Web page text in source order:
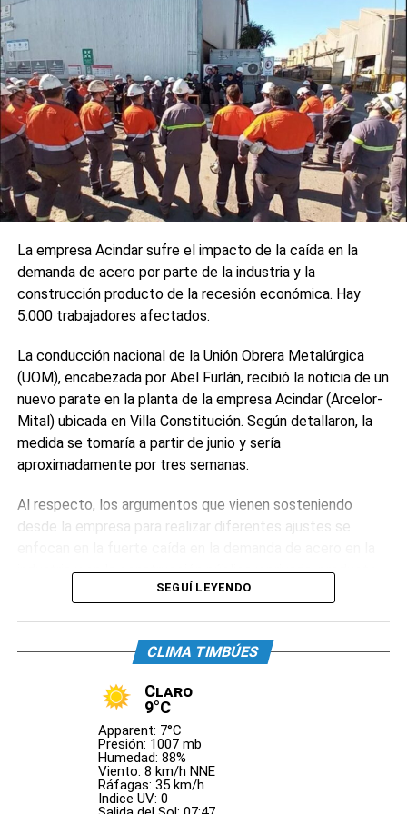
, el más alto: $268.227 en gastos de bienes y
servicios y $273.956 en gastos de cuidados. Incrementos
del 19,2 % interanual y del 0,9 % mensual.
Variación por debajo del IPC
De esta manera, el aumento en el costo de crianzas se
posicionó por debajo del Índice de Precios al Consumidor
(IPC) de agosto, el cual fue del 1,9 %.
La canasta de crianza mide los costos asociados a la
crianza de niños y adolescentes desde los 0 hasta los 12
años. Toma en consideración los gastos en bienes y
servicios como alimentación, vestimenta, vivienda,
transporte y salud, así como los costos de cuidado,
según la categoría de “Asistencia y cuidado de personas”
del Régimen de Trabajo de Casas Particulares.
0 0
La empresa Acindar sufre el impacto de la caída en la
demanda de acero por parte de la industria y la
construcción producto de la recesión económica. Hay
5.000 trabajadores afectados.
La conducción nacional de la Unión Obrera Metalúrgica
(UOM), encabezada por Abel Furlán, recibió la noticia de un
nuevo parate en la planta de la empresa Acindar (Arcelor-
Mital) ubicada en Villa Constitución. Según detallaron, la
medida se tomaría a partir de junio y sería
aproximadamente por tres semanas.
Al respecto, los argumentos que vienen sosteniendo
desde la empresa para realizar diferentes ajustes se
industria y en la construcción pública y privada, producto
de la recesión económica que afecta a la mayoría de las
La actual política económica está poniendo en jaque a la
calcula que actualmente la producción está a un 40% del
Por este motivo, Acindar decidió extender el parate de su
planta en Villa Constitución. Los hornos estarían apagados
por tres semanas y el sector de materia prima de
SEGUÍ LEYENDO
CLIMA TIMBÚES
Claro
9°C
Apparent: 7°C
Presión: 1007 mb
Humedad: 88%
Viento: 8 km/h NNE
Ráfagas: 35 km/h
Indice UV: 0